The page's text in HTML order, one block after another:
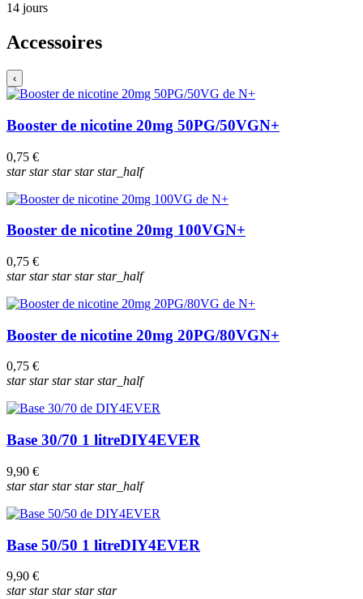
14 jours
Accessoires
‹
Booster de nicotine 20mg 50PG/50VGN+
0,75 €
starstarstarstarstar_half
Booster de nicotine 20mg 100VGN+
0,75 €
starstarstarstarstar_half
Booster de nicotine 20mg 20PG/80VGN+
0,75 €
starstarstarstarstar_half
Base 30/70 1 litreDIY4EVER
9,90 €
starstarstarstarstar_half
Base 50/50 1 litreDIY4EVER
9,90 €
starstarstarstarstar